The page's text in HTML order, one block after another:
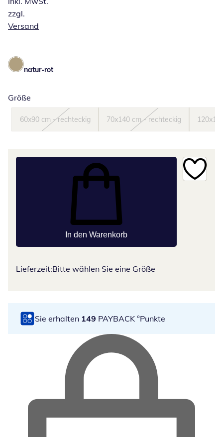
zzgl.
Versand
natur-rot
Größe
60x90 cm - rechteckig 70x140 cm - rechteckig
In den Warenkorb
Lieferzeit:Bitte wählen Sie eine Größe
Sie erhalten 149 PAYBACK °Punkte